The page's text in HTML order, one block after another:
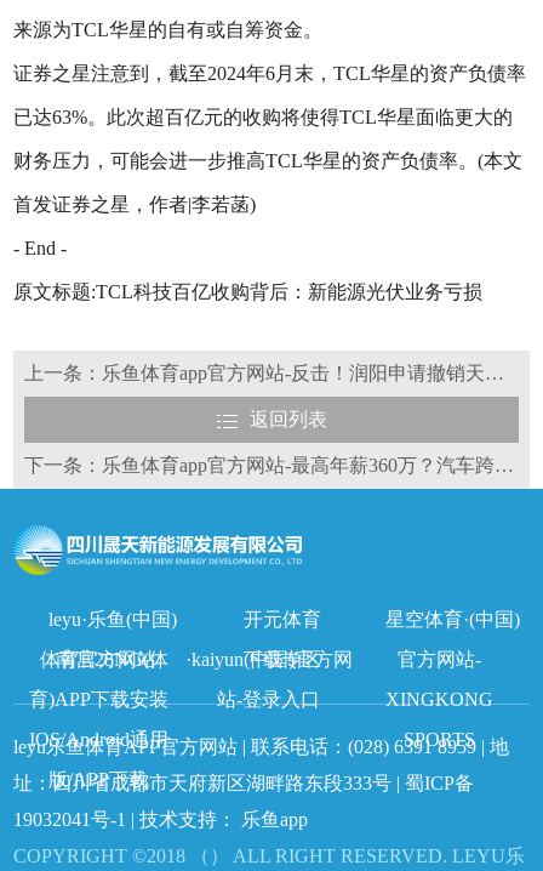
来源为TCL华星的自有或自筹资金。
证券之星注意到，截至2024年6月末，TCL华星的资产负债率
已达63%。此次超百亿元的收购将使得TCL华星面临更大的
财务压力，可能会进一步推高TCL华星的资产负债率。(本文
首发证券之星，作者|李若菡)
- End -
原文标题:TCL科技百亿收购背后：新能源光伏业务亏损
上一条：乐鱼体育app官方网站-反击！润阳申请撤销天合光能涉诉TOPCon电池专利
返回列表
下一条：乐鱼体育app官方网站-最高年薪360万？汽车跨界光伏又有重大突破
leyu·乐鱼(中国)
体育官方网站
开元体育
·kaiyun(中国)官方网
站-登录入口
星空体育·(中国)
官方网站-
XINGKONG
SPORTS
南宫28NG(体
育)APP下载安装
IOS/Android通用
版/APP下载
下载专区
leyu乐鱼体育APP官方网站 | 联系电话：(028) 6391 8959 | 地
址：四川省成都市天府新区湖畔路东段333号 |蜀ICP备
19032041号-1 | 技术支持：
乐鱼app
COPYRIGHT ©2018 （） ALL RIGHT RESERVED. LEYU乐